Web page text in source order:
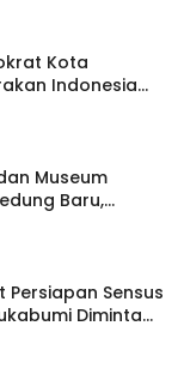
Kota
Indonesia
Agung
Museum
Baru,
Persiapan Sensus
Diminta